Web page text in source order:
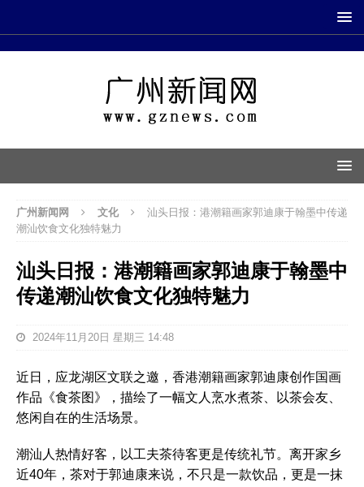
广州新闻网 文化
汕头日报：港潮籍画家郭迪康于翰墨中传递
潮汕饮食文化独特魅力
汕头日报：港潮籍画家郭迪康于翰墨中
传递潮汕饮食文化独特魅力
2024年11月20日 星期三 14:48
近日，应龙湖区文联之邀，香港潮籍画家郭迪康创作国画
作品《食茶图》，描绘了一幅文人烹水煮茶、以茶会友、
悠闲自在的生活场景。
潮汕人热情好客，以工夫茶待客更是传统礼节。离开家乡
近40年，茶对于郭迪康来说，不只是一款饮品，更是一抹